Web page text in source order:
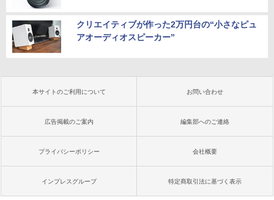
クリエイティブが作った2万円台の“小さなピュ
アオーディオスピーカー”
本サイトのご利用について お問い合わせ
広告掲載のご案内 編集部へのご連絡
プライバシーポリシー 会社概要
インプレスグループ 特定商取引法に基づく表示